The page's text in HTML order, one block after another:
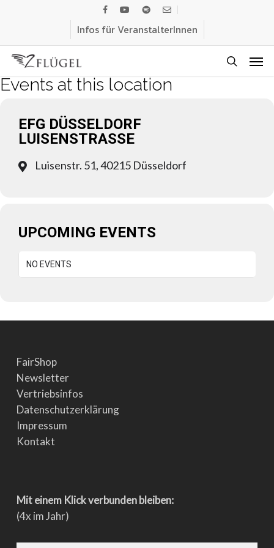
content
facebook
youtubespotifyemail
Infos für VeranstalterInnen
Events at this location
EFG DÜSSELDORF
LUISENSTRASSE
Luisenstr. 51, 40215 Düsseldorf
UPCOMING EVENTS
NO EVENTS
FairShop
Newsletter
Vertriebsinfos
Datenschutzerklärung
Impressum
Kontakt
Mit einem Klick verbunden bleiben:
(4x im Jahr)